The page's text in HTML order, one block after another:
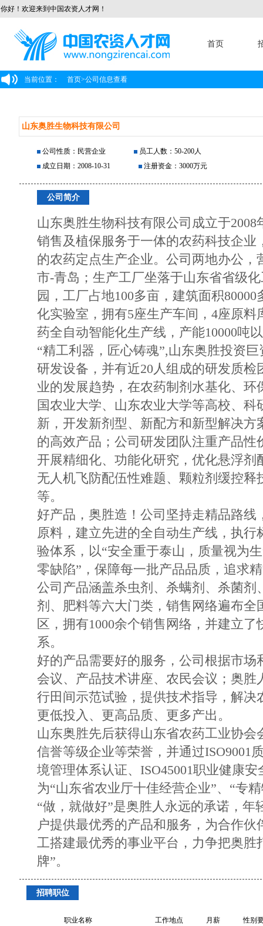
你好！欢迎来到中国农资人才网！
首页
当前位置： 首页>公司信息查看
山东奥胜生物科技有限公司
公司性质：民营企业
员工人数：50-200人
成立日期：2008-10-31
注册资金：3000万元
公司简介
山东奥胜生物科技有限公司成立于
销售及植保服务于一体的农药科技企业
的农药定点生产企业。公司两地办公
市-青岛；生产工厂坐落于山东省省级
园，工厂占地100多亩，建筑面积
化实验室，拥有5座生产车间，4座原料
药全自动智能化生产线，产能10000吨
“精工利器，匠心铸魂”,山东奥胜投资
研发设备，并有近20人组成的研发质
业的发展趋势，在农药制剂水基化、
国农业大学、山东农业大学等高校、
新，开发新剂型、新配方和新型解决方
的高效产品；公司研发团队注重产品
开展精细化、功能化研究，优化悬浮剂
无人机飞防配伍性难题、颗粒剂缓控
等。
好产品，奥胜造！公司坚持走精品路
原料，建立先进的全自动生产线，执
验体系，以“安全重于泰山，质量视为
零缺陷”，保障每一批产品品质，追求
公司产品涵盖杀虫剂、杀螨剂、杀菌剂
剂、肥料等六大门类，销售网络遍布全
区，拥有1000余个销售网络，并建立
系。
好的产品需要好的服务，公司根据市
会议、产品技术讲座、农民会议；奥胜
行田间示范试验，提供技术指导，解决
更低投入、更高品质、更多产出。
山东奥胜先后获得山东省农药工业协会
信誉等级企业等荣誉，并通过ISO9001
境管理体系认证、ISO45001职业健康
为“山东省农业厅十佳经营企业”、“专
“做，就做好”是奥胜人永远的承诺，年
户提供最优秀的产品和服务，为合作
工搭建最优秀的事业平台，力争把奥胜
牌”。
招聘职位
职业名称 工作地点 月薪
性别